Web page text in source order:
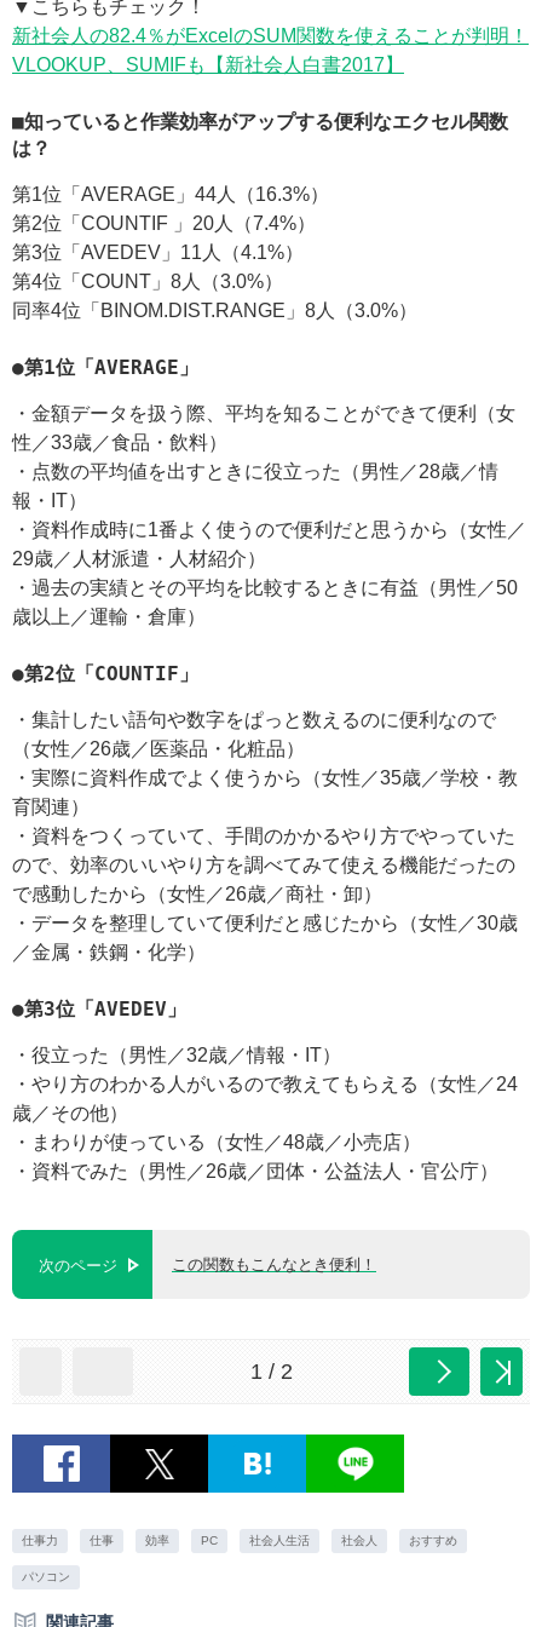
▼こちらもチェック！
新社会人の82.4％がExcelのSUM関数を使えることが判明！
VLOOKUP、SUMIFも【新社会人白書2017】
■知っていると作業効率がアップする便利なエクセル関数
は？
第1位「AVERAGE」44人（16.3%）
第2位「COUNTIF 」20人（7.4%）
第3位「AVEDEV」11人（4.1%）
第4位「COUNT」8人（3.0%）
同率4位「BINOM.DIST.RANGE」8人（3.0%）
●第1位「AVERAGE」
・金額データを扱う際、平均を知ることができて便利（女
性／33歳／食品・飲料）
・点数の平均値を出すときに役立った（男性／28歳／情
報・IT）
・資料作成時に1番よく使うので便利だと思うから（女性／
29歳／人材派遣・人材紹介）
・過去の実績とその平均を比較するときに有益（男性／50
歳以上／運輸・倉庫）
●第2位「COUNTIF」
・集計したい語句や数字をぱっと数えるのに便利なので
（女性／26歳／医薬品・化粧品）
・実際に資料作成でよく使うから（女性／35歳／学校・教
育関連）
・資料をつくっていて、手間のかかるやり方でやっていた
ので、効率のいいやり方を調べてみて使える機能だったの
で感動したから（女性／26歳／商社・卸）
・データを整理していて便利だと感じたから（女性／30歳
／金属・鉄鋼・化学）
●第3位「AVEDEV」
・役立った（男性／32歳／情報・IT）
・やり方のわかる人がいるので教えてもらえる（女性／24
歳／その他）
・まわりが使っている（女性／48歳／小売店）
・資料でみた（男性／26歳／団体・公益法人・官公庁）
次のページ この関数もこんなとき便利！
1 / 2
仕事力 仕事 効率 PC 社会人生活 社会人 おすすめ
パソコン
関連記事